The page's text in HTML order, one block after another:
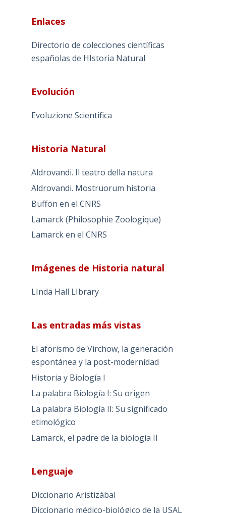
Enlaces
Directorio de colecciones científicas
españolas de HIstoria Natural
Evolución
Evoluzione Scientifica
Historia Natural
Aldrovandi. Il teatro della natura
Aldrovandi. Mostruorum historia
Buffon en el CNRS
Lamarck (Philosophie Zoologique)
Lamarck en el CNRS
Imágenes de Historia natural
LInda Hall LIbrary
Las entradas más vistas
El aforismo de Virchow, la generación
espontánea y la post-modernidad
Historia y Biología I
La palabra Biología I: Su origen
La palabra Biología II: Su significado
etimológico
Lamarck, el padre de la biología II
Lenguaje
Diccionario Aristizábal
Diccionario médico-biológico de la USAL